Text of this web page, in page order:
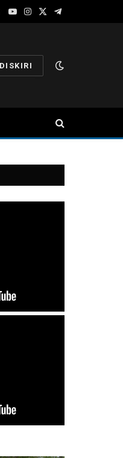
YouTube
Instagram
X
Telegram